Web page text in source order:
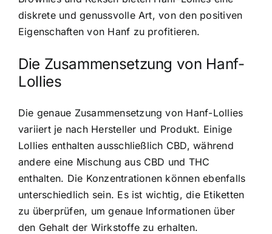
diskrete und genussvolle Art, von den positiven
Eigenschaften von Hanf zu profitieren.
Die Zusammensetzung von Hanf-
Lollies
Die genaue Zusammensetzung von Hanf-Lollies
variiert je nach Hersteller und Produkt. Einige
Lollies enthalten ausschließlich CBD, während
andere eine Mischung aus CBD und THC
enthalten. Die Konzentrationen können ebenfalls
unterschiedlich sein. Es ist wichtig, die Etiketten
zu überprüfen, um genaue Informationen über
den Gehalt der Wirkstoffe zu erhalten.